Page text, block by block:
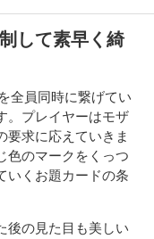
して素早く綺
全員同時に繋げてい
。プレイヤーはモザ
要求に応えていきま
色のマークをくっつ
いくお題カードの条
後の見た目も美しい